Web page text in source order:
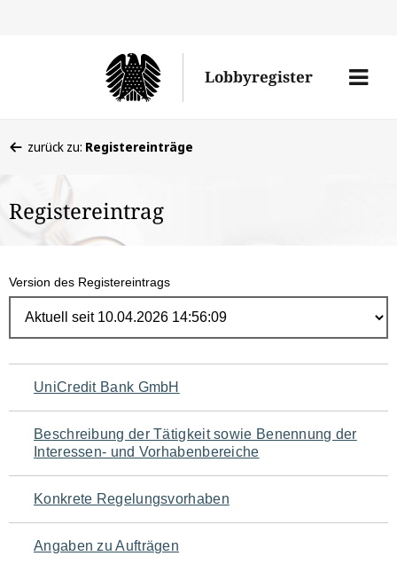
Lobbyregister
Menü
befinden
hier:
zurück zu: Registereinträge
Registereintrag
Version des Registereintrags
Navigation
für
den
Seiteninhalt
UniCredit Bank GmbH
Beschreibung der Tätigkeit sowie Benennung der
Interessen- und Vorhabenbereiche
Konkrete Regelungsvorhaben
Angaben zu Aufträgen